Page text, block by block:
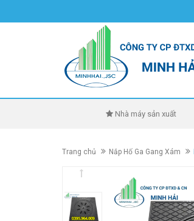
Nhà máy sản xuất
Trang chủ Nắp Hố Ga Gang Xám